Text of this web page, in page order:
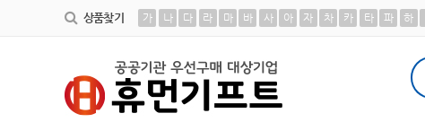
상품찾기 가 나 다 라 마 바 사 아 자 차 카 타 파 하
피트 텀블러 AP-100113 책갈피